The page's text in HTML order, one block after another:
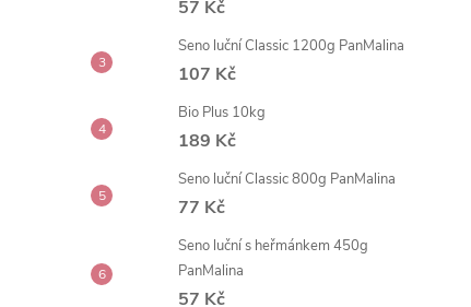
r
a
n
57 Kč
Seno luční Classic 1200g PanMalina
107 Kč
Bio Plus 10kg
189 Kč
Seno luční Classic 800g PanMalina
77 Kč
Seno luční s heřmánkem 450g
PanMalina
57 Kč